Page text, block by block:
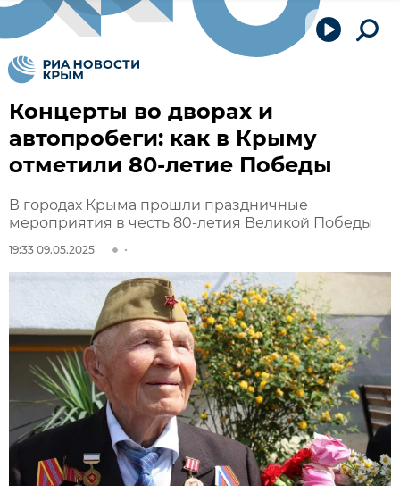
Концерты во дворах и
автопробеги: как в Крыму
отметили 80-летие Победы
В городах Крыма прошли праздничные
мероприятия в честь 80-летия Великой Победы
19:33 09.05.2025